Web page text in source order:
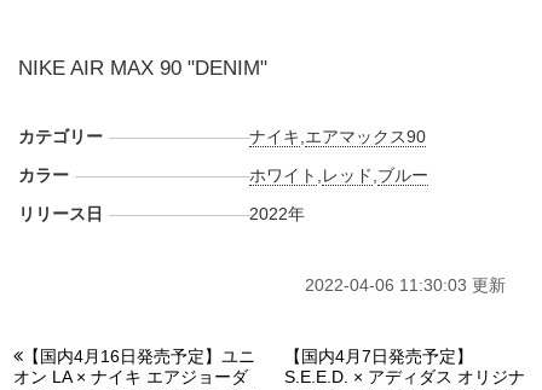
NIKE AIR MAX 90 "DENIM"
カテゴリー ナイキ エアマックス90
カラー
ホワイト レッド ブルー
リリース日
2022年
2022-04-06 11:30:03 更新
【国内4月16日発売予定】ユニ
オン LA × ナイキ エアジョーダ
【国内4月7日発売予定】
S.E.E.D. × アディダス オリジナ